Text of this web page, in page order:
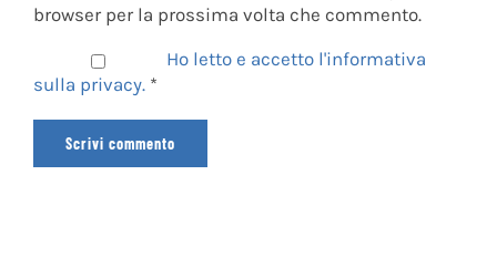
browser per la prossima volta che commento.
Ho letto e accetto l'informativa
sulla privacy. *